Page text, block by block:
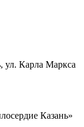
ул. Карла Маркса
Казань»